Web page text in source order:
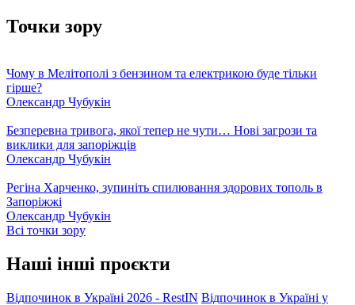
Точки зору
Чому в Мелітополі з бензином та електрикою буде тільки
гірше?
Олександр Чубукін
Безперевна тривога, якої тепер не чути… Нові загрози та
виклики для запоріжців
Олександр Чубукін
Регіна Харченко, зупиніть спилювання здорових тополь в
Запоріжжі
Олександр Чубукін
Всі точки зору
Наші інші проєкти
Відпочинок в Україні 2026 - RestIN Відпочинок в Україні у